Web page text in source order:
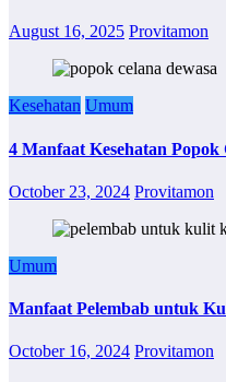
August 16, 2025 Provitamon
Kesehatan Umum
4 Manfaat Kesehatan Popok
October 23, 2024 Provitamon
Umum
Manfaat Pelembab untuk
October 16, 2024 Provitamon